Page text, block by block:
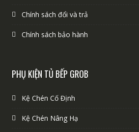
Chính sách đổi và trả
Chính sách bảo hành
PHỤ KIỆN TỦ BẾP GROB
Kệ Chén Cố Định
Kệ Chén Nâng Hạ